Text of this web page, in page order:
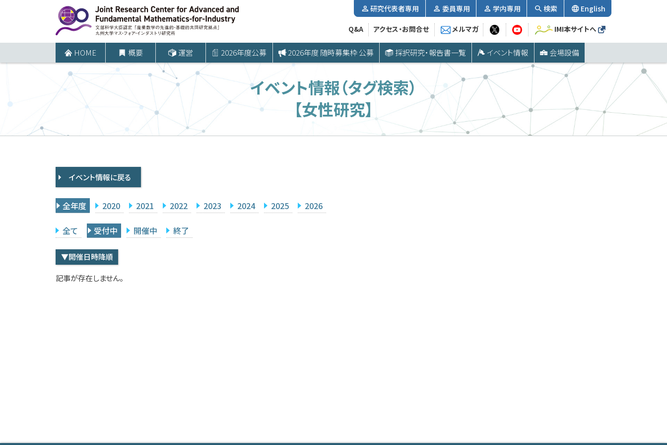
ツ
プ
HOME 概要 運営 2026年度公募 2026年度 随時募集枠 公募 採択研究・報告書一覧 イベント情報 会場設備
研究代表者専用 委員専用 学内専用 検索 English
Q&A アクセス・お問合せ メルマガ IMI本サイトへ
イベント情報（タグ検索）
【女性研究】
イベント情報に戻る
全年度 2020 2021 2022 2023 2024 2025 2026
全て 受付中 開催中 終了
▼開催日時降順
記事が存在しません。